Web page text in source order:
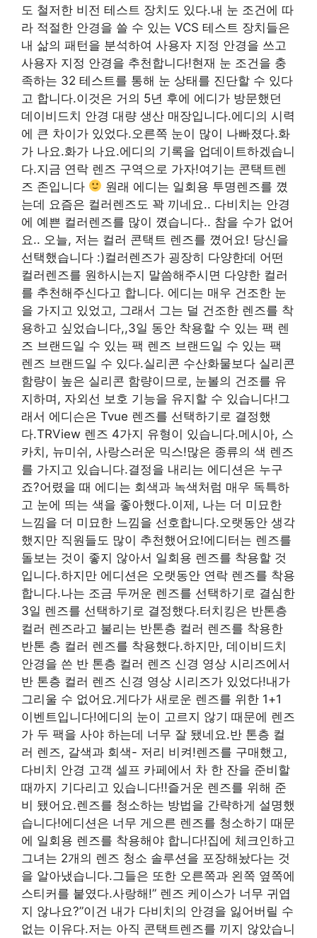
도 철저한 비전 테스트 장치도 있다.내 눈 조건에 따
라 적절한 안경을 쓸 수 있는 VCS 테스트 장치들은
내 삶의 패턴을 분석하여 사용자 지정 안경을 쓰고
사용자 지정 안경을 추천합니다!현재 눈 조건을 충
족하는 32 테스트를 통해 눈 상태를 진단할 수 있다
고 합니다.이것은 거의 5년 후에 에디가 방문했던
데이비드치 안경 대량 생산 매장입니다.에디의 시력
에 큰 차이가 있었다.오른쪽 눈이 많이 나빠졌다.화
가 나요.화가 나요.에디의 기록을 업데이트하겠습니
다.지금 연락 렌즈 구역으로 가자!여기는 콘택트렌
즈 존입니다
원래 에디는 일회용 투명렌즈를 꼈
는데 요즘은 컬러렌즈도 꽉 끼네요.. 다비치는 안경
에 예쁜 컬러렌즈를 많이 꼈습니다.. 참을 수가 없어
요.. 오늘, 저는 컬러 콘택트 렌즈를 꼈어요! 당신을
선택했습니다 :)컬러렌즈가 굉장히 다양한데 어떤
컬러렌즈를 원하시는지 말씀해주시면 다양한 컬러
를 추천해주신다고 합니다. 에디는 매우 건조한 눈
을 가지고 있었고, 그래서 그는 덜 건조한 렌즈를 착
용하고 싶었습니다,,3일 동안 착용할 수 있는 팩 렌
즈 브랜드일 수 있는 팩 렌즈 브랜드일 수 있는 팩
렌즈 브랜드일 수 있다.실리콘 수산화물보다 실리콘
함량이 높은 실리콘 함량이므로, 눈볼의 건조를 유
지하며, 자외선 보호 기능을 유지할 수 있습니다!그
래서 에디슨은 Tvue 렌즈를 선택하기로 결정했
다.TRView 렌즈 4가지 유형이 있습니다.메시아, 스
카치, 뉴미쉬, 사랑스러운 믹스!많은 종류의 색 렌즈
를 가지고 있습니다.결정을 내리는 에디션은 누구
죠?어렸을 때 에디는 회색과 녹색처럼 매우 독특하
고 눈에 띄는 색을 좋아했다.이제, 나는 더 미묘한
느낌을 더 미묘한 느낌을 선호합니다.오랫동안 생각
했지만 직원들도 많이 추천했어요!에디터는 렌즈를
돌보는 것이 좋지 않아서 일회용 렌즈를 착용할 것
입니다.하지만 에디션은 오랫동안 연락 렌즈를 착용
합니다.나는 조금 두꺼운 렌즈를 선택하기로 결심한
3일 렌즈를 선택하기로 결정했다.터치킹은 반톤층
컬러 렌즈라고 불리는 반톤층 컬러 렌즈를 착용한
반톤 층 컬러 렌즈를 착용했다.하지만, 데이비드치
안경을 쓴 반 톤층 컬러 렌즈 신경 영상 시리즈에서
반 톤층 컬러 렌즈 신경 영상 시리즈가 있었다!내가
그리울 수 없어요.게다가 새로운 렌즈를 위한 1+1
이벤트입니다!에디의 눈이 고르지 않기 때문에 렌즈
가 두 팩을 사야 하는데 너무 잘 됐네요.반 톤층 컬
러 렌즈, 갈색과 회색- 저리 비켜!렌즈를 구매했고,
다비치 안경 고객 셀프 카페에서 차 한 잔을 준비할
때까지 기다리고 있습니다!!즐거운 렌즈를 위해 준
비 됐어요.렌즈를 청소하는 방법을 간략하게 설명했
습니다!에디션은 너무 게으른 렌즈를 청소하기 때문
에 일회용 렌즈를 착용해야 합니다!집에 체크인하고
그녀는 2개의 렌즈 청소 솔루션을 포장해놨다는 것
을 알아냈습니다.그들은 또한 오른쪽과 왼쪽 옆쪽에
스티커를 붙였다.사랑해!” 렌즈 케이스가 너무 귀엽
지 않나요?”이건 내가 다비치의 안경을 잃어버릴 수
없는 이유다.저는 아직 콘택트렌즈를 끼지 않았습니